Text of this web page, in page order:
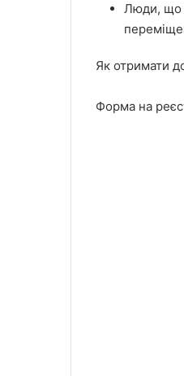
Люди, що
Як отримати
Форма на